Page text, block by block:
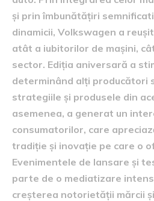
și prin îmbunătățiri
dinamicii, Volkswagen a
atât a iubitorilor de mașini,
sector. Ediția aniversară a
determinând alți producători
strategiile și produsele din
asemenea, a generat un
consumatorilor, care
tradiție și inovație pe care o
Evenimentele de lansare și
parte de o mediatizare
creșterea notorietății mărcii